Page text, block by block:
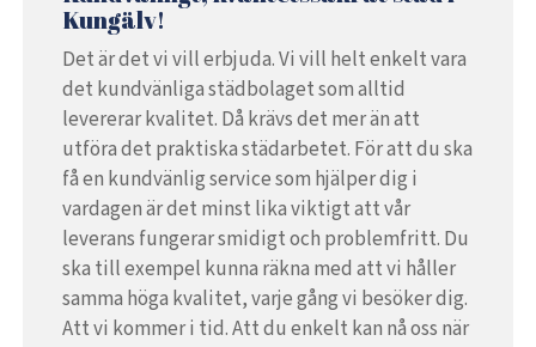
Kungälv!
Det är det vi vill erbjuda. Vi vill helt enkelt vara
det kundvänliga städbolaget som alltid
levererar kvalitet. Då krävs det mer än att
utföra det praktiska städarbetet. För att du ska
få en kundvänlig service som hjälper dig i
vardagen är det minst lika viktigt att vår
leverans fungerar smidigt och problemfritt. Du
ska till exempel kunna räkna med att vi håller
samma höga kvalitet, varje gång vi besöker dig.
Att vi kommer i tid. Att du enkelt kan nå oss när